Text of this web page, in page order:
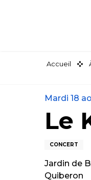
Accueil
Mardi 18
Le
CONCERT
Jardin de
Quiberon